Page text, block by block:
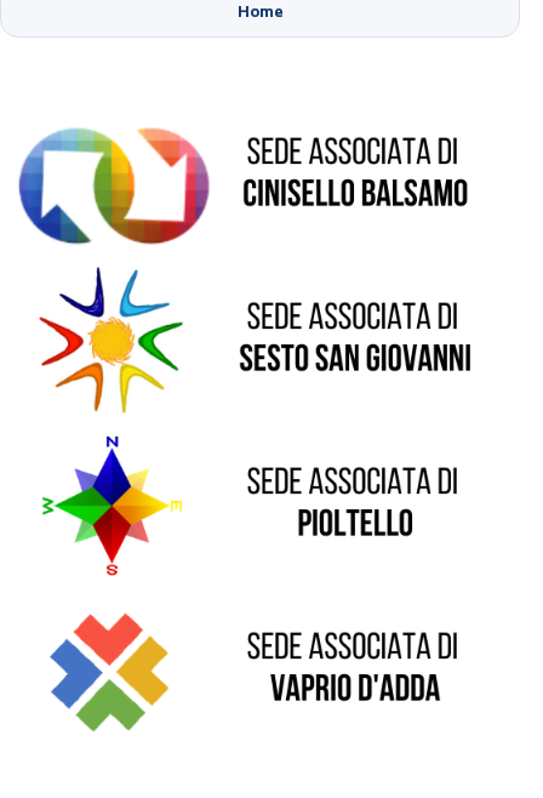
Home
Sede di Sesto San Giovanni
Sede di Pioltello
Sede di Vaprio D'Adda